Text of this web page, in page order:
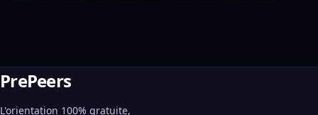
PrePeers
L'orientation 100% gratuite,